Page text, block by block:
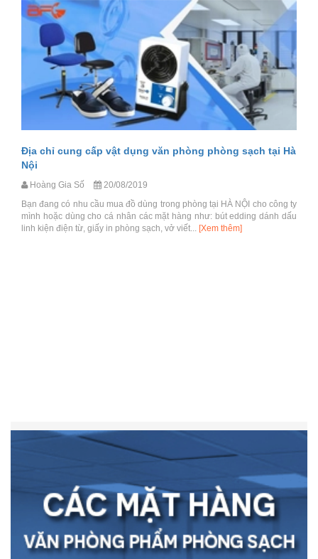
Địa chỉ cung cấp vật dụng văn phòng phòng sạch tại Hà
Nội
Hoàng Gia Số
20/08/2019
Bạn đang có nhu cầu mua đồ dùng trong phòng tại HÀ NỘI cho công ty
mình hoặc dùng cho cá nhân các mặt hàng như: bút edding dánh dấu
linh kiện điện từ, giấy in phòng sạch, vở viết... [Xem thêm]